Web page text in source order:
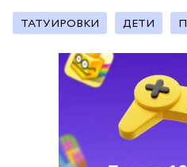
ТАТУИРОВКИ ДЕТИ
лишним весом.